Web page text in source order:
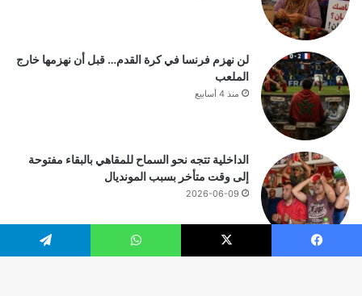
لن نهزم فرنسا في كرة القدم… قبل أن نهزمها خارج
الملعب
منذ 4 أسابيع
الداخلية تتجه نحو السماح للمقاهي بالبقاء مفتوحة
إلى وقت متأخر بسبب المونديال
2026-06-09
فيسبوك ‫X واتساب تيلقرام